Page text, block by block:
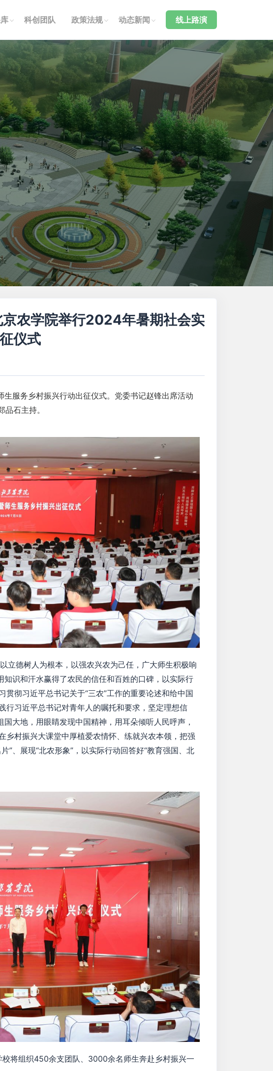
科创团队 政策法规 动态新闻 线上路演
农学院举行2024年暑期社会实
仪式
服务乡村振兴行动出征仪式。党委书记赵锋出席活动
品石主持。
德树人为根本，以强农兴农为己任，广大师生积极响
知识和汗水赢得了农民的信任和百姓的口碑，以实际行
彻习近平总书记关于“三农”工作的重要论述和给中国
行习近平总书记对青年人的嘱托和要求，坚定理想信
大地，用眼睛发现中国精神，用耳朵倾听人民呼声，
乡村振兴大课堂中厚植爱农情怀、练就兴农本领，把强
”、展现“北农形象”，以实际行动回答好“教育强国、北
组织450余支团队、3000余名师生奔赴乡村振兴一